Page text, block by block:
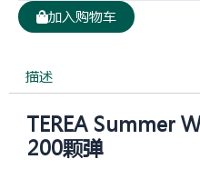
TEREA
Summer
熱
帶
風
味
加入购物车
描述
TEREA Summer
200颗弹